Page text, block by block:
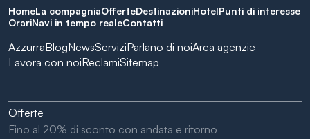
HomeLa compagniaOfferteDestinazioniHotelPunti di interesse
OrariNavi in tempo realeContatti
AzzurraBlogNewsServiziParlano di noiArea agenzie
Lavora con noiReclamiSitemap
Offerte
Fino al 20% di sconto con andata e ritorno